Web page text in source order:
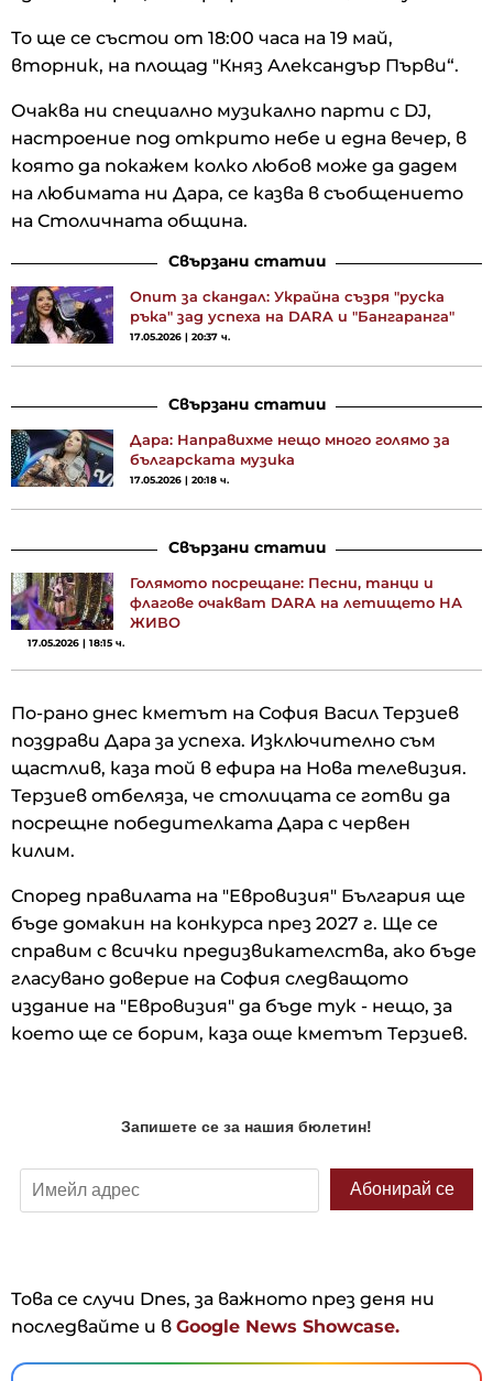
То ще се състои от 18:00 часа на 19 май,
вторник, на площад "Княз Александър Първи“.
Очаква ни специално музикално парти с DJ,
настроение под открито небе и една вечер, в
която да покажем колко любов може да дадем
на любимата ни Дара, се казва в съобщението
на Столичната община.
Свързани статии
Опит за скандал: Украйна съзря "руска
ръка" зад успеха на DARA и "Бангаранга"
17.05.2026 | 20:37 ч.
Свързани статии
Дара: Направихме нещо много голямо за
българската музика
17.05.2026 | 20:18 ч.
Свързани статии
Голямото посрещане: Песни, танци и
флагове очакват DARA на летището НА
ЖИВО
17.05.2026 | 18:15 ч.
По-рано днес кметът на София Васил Терзиев
поздрави Дара за успеха. Изключително съм
щастлив, каза той в ефира на Нова телевизия.
Терзиев отбеляза, че столицата се готви да
посрещне победителката Дара с червен
килим.
Според правилата на "Евровизия" България ще
бъде домакин на конкурса през 2027 г. Ще се
справим с всички предизвикателства, ако бъде
гласувано доверие на София следващото
издание на "Евровизия" да бъде тук - нещо, за
което ще се борим, каза още кметът Терзиев.
Това се случи Dnes, за важното през деня ни
последвайте и в Google News Showcase.